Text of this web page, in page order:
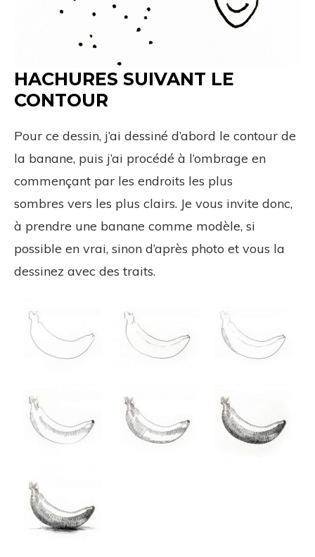
HACHURES SUIVANT LE
CONTOUR
Pour ce dessin, j’ai dessiné d’abord le contour de
la banane, puis j’ai procédé à l’ombrage en
commençant par les endroits les plus
sombres vers les plus clairs. Je vous invite donc,
à prendre une banane comme modèle, si
possible en vrai, sinon d’après photo et vous la
dessinez avec des traits.